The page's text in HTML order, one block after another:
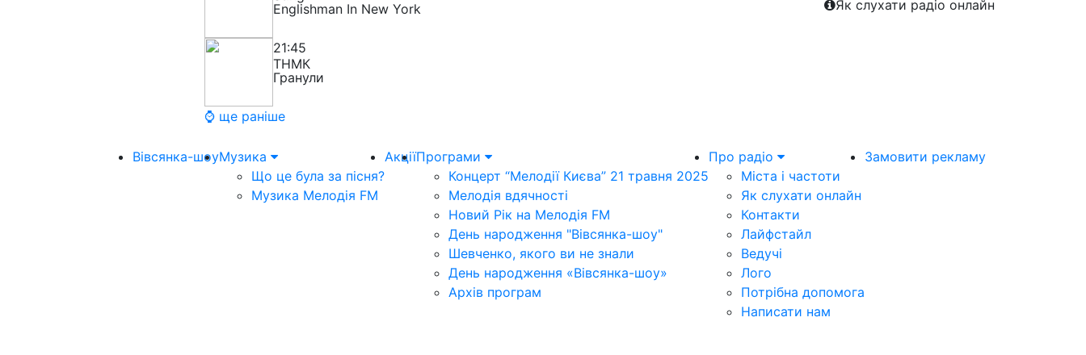
Englishman In New York
21:45
ТНМК
Гранули
⌚ ще раніше
Як слухати радіо онлайн
Вівсянка-шоуМузика
Що це була за пісня?
Музика Мелодія FM
АкціїПрограми
Концерт “Мелодії Києва” 21 травня 2025
Мелодія вдячності
Новий Рік на Мелодія FM
День народження "Вівсянка-шоу"
Шевченко, якого ви не знали
День народження «Вівсянка-шоу»
Архів програм
Про радіо
Міста і частоти
Як слухати онлайн
Контакти
Лайфстайл
Ведучі
Лого
Потрібна допомога
Написати нам
Замовити рекламу